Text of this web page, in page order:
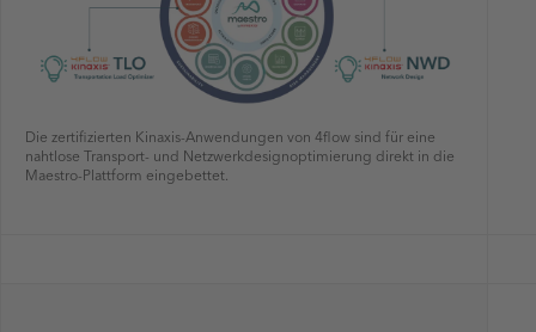
Die zertifizierten Kinaxis-Anwendungen von 4flow sind für eine
nahtlose Transport- und Netzwerkdesignoptimierung direkt in die
Maestro-Plattform eingebettet.